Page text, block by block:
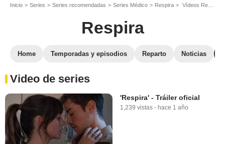
Inicio Series Series recomendadas Series Médico Respira Vídeos Respira
Respira
Home Temporadas y episodios Reparto Noticias
Video de series
'Respira' - Tráiler oficial
1,239 vistas - hace 1 año